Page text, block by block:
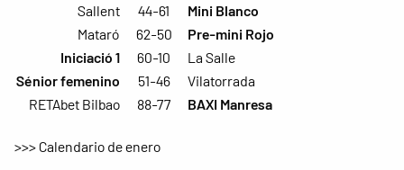
Sallent
44-61
Mini Blanco
Mataró
62-50
Pre-mini Rojo
Iniciació 1
60-10
La Salle
Sénior femenino
51-46
Vilatorrada
RETAbet Bilbao
88-77 BAXI Manresa
>>> Calendario de enero